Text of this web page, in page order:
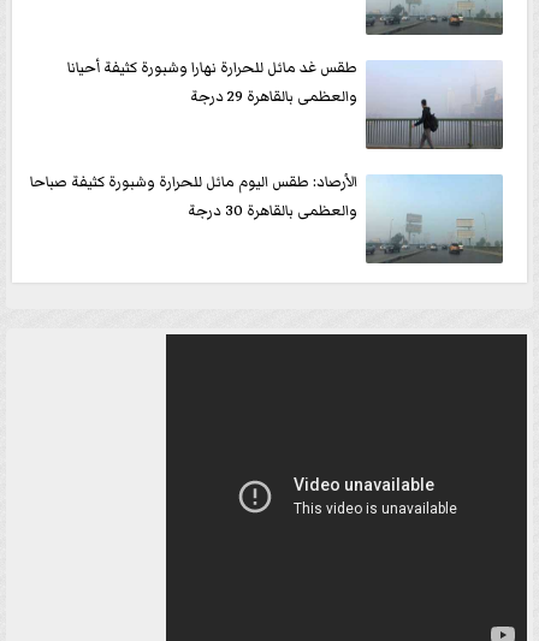
طقس غد مائل للحرارة نهارا وشبورة كثيفة أحيانا
والعظمى بالقاهرة 29 درجة
الأرصاد: طقس اليوم مائل للحرارة وشبورة كثيفة صباحا
والعظمى بالقاهرة 30 درجة